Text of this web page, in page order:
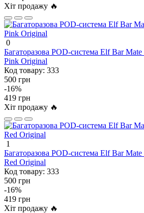
Хіт продажу 🔥
0
Багаторазова POD-система Elf Bar
Pink Original
Код товару: 333
500 грн
-16%
419 грн
Хіт продажу 🔥
1
Багаторазова POD-система Elf Bar
Red Original
Код товару: 333
500 грн
-16%
419 грн
Хіт продажу 🔥